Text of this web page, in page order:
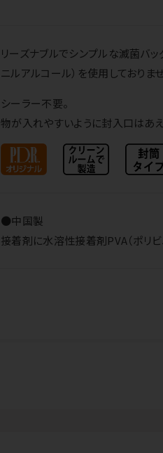
リーズナブルでシンプルな滅菌バ
ニルアルコール）を使用しておりま
シーラー不要。
物が入れやすいように封入口はあえ
●中国製
接着剤に水溶性接着剤PVA（ポリビ